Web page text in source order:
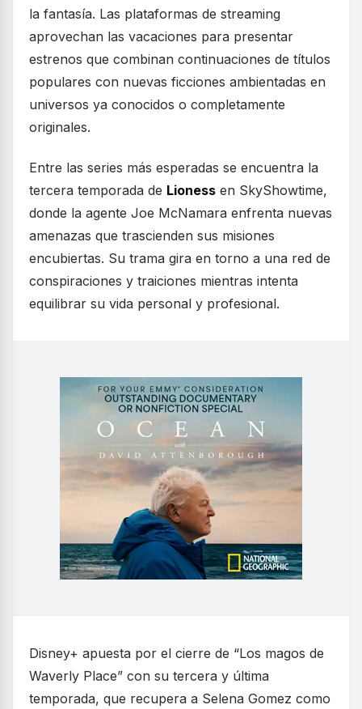
la fantasía. Las plataformas de streaming
aprovechan las vacaciones para presentar
estrenos que combinan continuaciones de títulos
populares con nuevas ficciones ambientadas en
universos ya conocidos o completamente
originales.
Entre las series más esperadas se encuentra la
tercera temporada de Lioness en SkyShowtime,
donde la agente Joe McNamara enfrenta nuevas
amenazas que trascienden sus misiones
encubiertas. Su trama gira en torno a una red de
conspiraciones y traiciones mientras intenta
equilibrar su vida personal y profesional.
Disney+ apuesta por el cierre de “Los magos de
Waverly Place” con su tercera y última
temporada, que recupera a Selena Gomez como